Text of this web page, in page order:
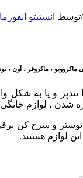
/توسط انستیتو
، ماکروفر ، آون ،
تندپز و یا به
شدن ، لوازم
، توستر و سرخ کن
لوازم هستند.